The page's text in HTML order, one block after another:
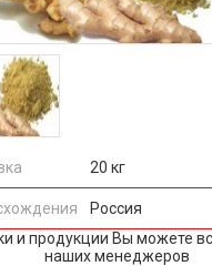
20 кг
Россия
и продукции Вы можете
наших менеджеров